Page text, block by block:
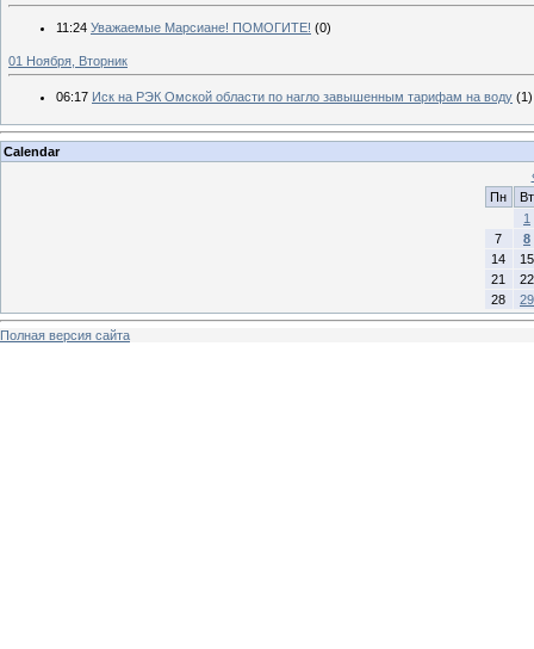
11:24 Уважаемые Марсиане! ПОМОГИТЕ! (0)
01 Ноября, Вторник
06:17 Иск на РЭК Омской области по нагло завышенным тарифам на воду (1)
Calendar
Пн
Вт
1
7
8
14
15
21
22
28
29
Полная версия сайта